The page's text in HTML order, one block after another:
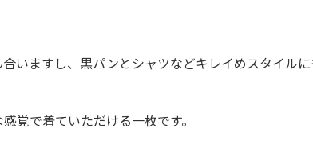
いますし、黒パンとシャツなどキレイめスタイルに
覚で着ていただける一枚です。